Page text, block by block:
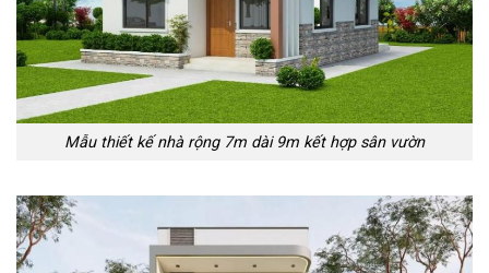
Mẫu thiết kế nhà rộng 7m dài 9m kết hợp sân vườn